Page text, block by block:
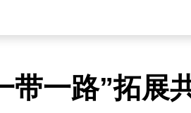
带一路”拓展